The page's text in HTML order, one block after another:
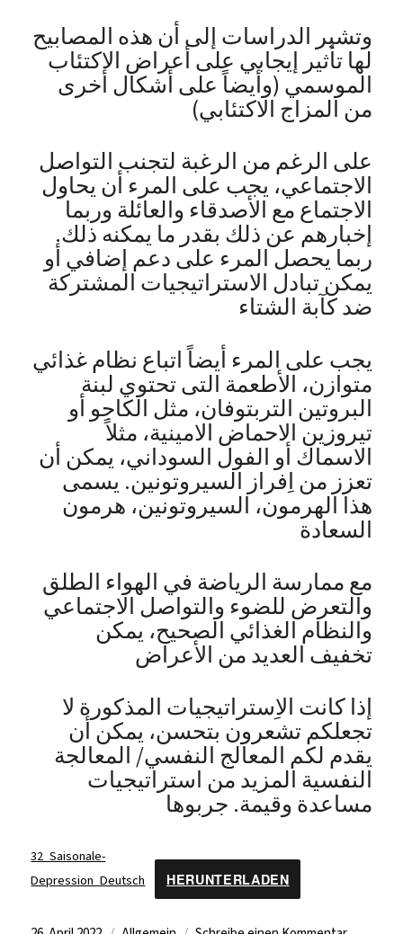
وتشير الدراسات إلى أن هذه المصابيح
لها تأثير إيجابي على أعراض الاكتئاب
الموسمي (وأيضاً على أشكال أخرى
من المزاج الاكتئابي)
على الرغم من الرغبة لتجنب التواصل
الاجتماعي، يجب على المرء أن يحاول
الاجتماع مع الأصدقاء والعائلة وربما
إخبارهم عن ذلك بقدر ما يمكنه ذلك.
ربما يحصل المرء على دعم إضافي أو
يمكن تبادل الاستراتيجيات المشتركة
ضد كآبة الشتاء
يجب على المرء أيضاً اتباع نظام غذائي
متوازن، الأطعمة التى تحتوي لبنة
البروتين التربتوفان، مثل الكاجو أو
تيروزين الاحماض الامينية، مثلاً
الاسماك أو الفول السوداني، يمكن أن
تعزز من اِفراز السيروتونين. يسمى
هذا الهرمون، السيروتونين، هرمون
السعادة
مع ممارسة الرياضة في الهواء الطلق
والتعرض للضوء والتواصل الاجتماعي
والنظام الغذائي الصحيح، يمكن
تخفيف العديد من الأعراض
إذا كانت الاِستراتيجيات المذكورة لا
تجعلكم تشعرون بتحسن، يمكن أن
يقدم لكم المعالج النفسي/ المعالجة
النفسية المزيد من استراتيجيات
مساعدة وقيمة. جربوها
32_Saisonale-
Depression_Deutsch
HERUNTERLADEN